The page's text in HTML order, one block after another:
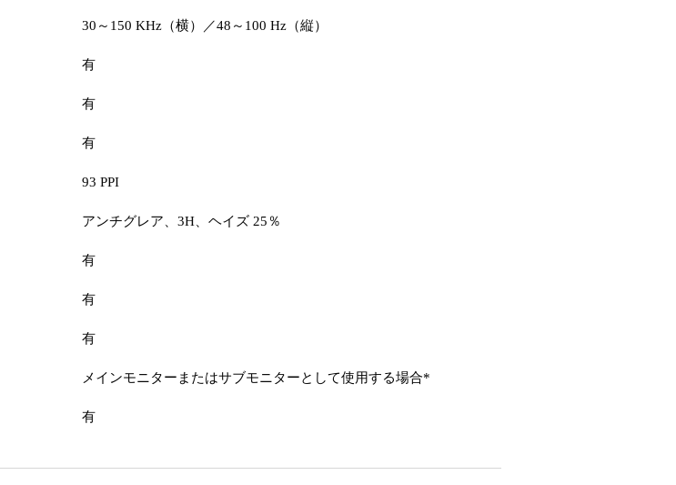
30～150 KHz（横）／48～100 Hz（縦）
有
有
有
93 PPI
アンチグレア、3H、ヘイズ 25％
有
有
有
メインモニターまたはサブモニターとして使用する場合*
有